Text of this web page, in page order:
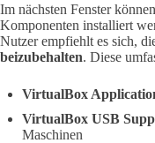
Im nächsten Fenster
Komponenten installiert
Nutzer empfiehlt es sich,
beizubehalten. Diese
VirtualBox
VirtualBox USB
Maschinen